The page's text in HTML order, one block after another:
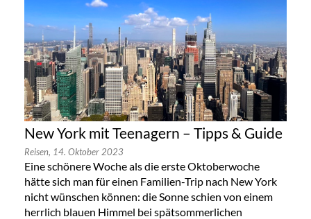
New York mit Teenagern – Tipps & Guide
Reisen, 14. Oktober 2023
Eine schönere Woche als die erste Oktoberwoche
hätte sich man für einen Familien-Trip nach New York
nicht wünschen können: die Sonne schien von einem
herrlich blauen Himmel bei spätsommerlichen